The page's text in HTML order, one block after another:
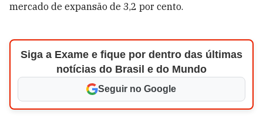
mercado de expansão de 3,2 por cento.
Siga a Exame e fique por dentro das últimas
notícias do Brasil e do Mundo
Seguir no Google